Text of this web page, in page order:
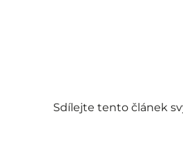
Sdílejte tento článek